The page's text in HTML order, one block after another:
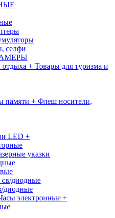
селфи
Товары для туризма и
Флеш носители,
LED +
указки
диодные
диодные
электронные +